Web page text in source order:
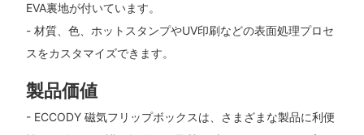
EVA裏地が付いています。
- 材質、色、ホットスタンプやUV印刷などの表面処理プロセ
スをカスタマイズできます。
製品価値
- ECCODY 磁​​気フリップボックスは、さまざまな製品に利便